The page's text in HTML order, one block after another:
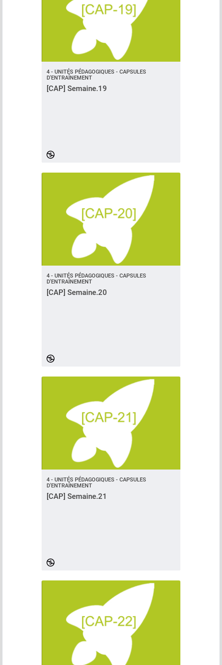
4 - UNITÉS PÉDAGOGIQUES - CAPSULES
D'ENTRAÎNEMENT
[CAP] Semaine.19
4 - UNITÉS PÉDAGOGIQUES - CAPSULES
D'ENTRAÎNEMENT
[CAP] Semaine.20
4 - UNITÉS PÉDAGOGIQUES - CAPSULES
D'ENTRAÎNEMENT
[CAP] Semaine.21